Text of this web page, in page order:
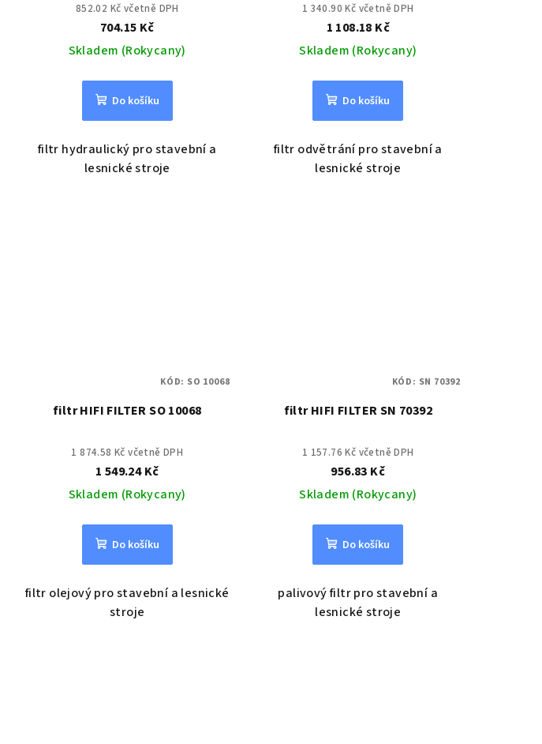
852.02 Kč včetně DPH
704.15 Kč
Skladem (Rokycany)
Do košíku
filtr hydraulický pro stavební a
lesnické stroje
1 340.90 Kč včetně DPH
1 108.18 Kč
Skladem (Rokycany)
Do košíku
filtr odvětrání pro stavební a
lesnické stroje
filtr HIFI FILTER SO 10068
1 874.58 Kč včetně DPH
1 549.24 Kč
Skladem (Rokycany)
Do košíku
filtr olejový pro stavební a lesnické
stroje
KÓD: SO 10068
filtr HIFI FILTER SN 70392
1 157.76 Kč včetně DPH
956.83 Kč
Skladem (Rokycany)
Do košíku
palivový filtr pro stavební a
lesnické stroje
KÓD: SN 70392